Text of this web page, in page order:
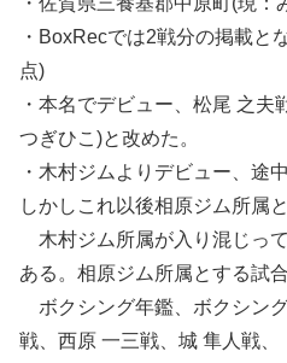
・BoxRecでは2戦分の掲載と
点)
・本名でデビュー、松尾 之夫
つぎひこ)と改めた。
・木村ジムよりデビュー、 途
しかしこれ以後相原ジム所属と
木村ジム所属が入り混じっ
ある。 相原ジム所属とする試
ボクシング年鑑、ボクシン
戦、西原 一三戦、城 隼人戦、